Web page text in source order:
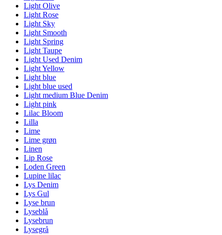
Light Olive
Light Rose
Light Sky
Light Smooth
Light Spring
Light Taupe
Light Used Denim
Light Yellow
Light blue
Light blue used
Light medium Blue Denim
Light pink
Lilac Bloom
Lilla
Lime
Lime grøn
Linen
Lip Rose
Loden Green
Lupine lilac
Lys Denim
Lys Gul
Lyse brun
Lyseblå
Lysebrun
Lysegrå